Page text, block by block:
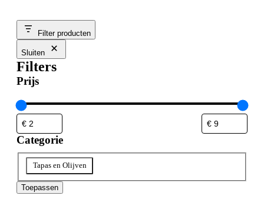
Filter producten
Sluiten
Filters
Prijs
Categorie
Categorie
Tapas en Olijven
Toepassen